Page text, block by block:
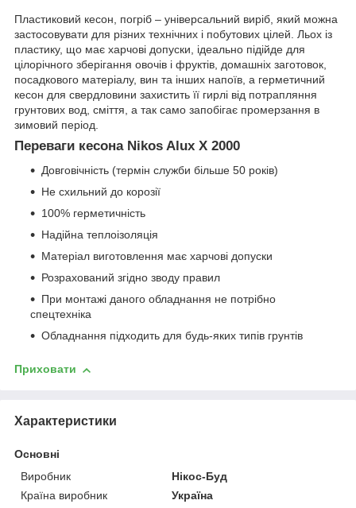
Пластиковий кесон, погріб – універсальний виріб, який можна
застосовувати для різних технічних і побутових цілей. Льох із
пластику, що має харчові допуски, ідеально підійде для
цілорічного зберігання овочів і фруктів, домашніх заготовок,
посадкового матеріалу, вин та інших напоїв, а герметичний
кесон для свердловини захистить її гирлі від потрапляння
грунтових вод, сміття, а так само запобігає промерзання в
зимовий період.
Переваги кесона Nikos Alux X 2000
Довговічність (термін служби більше 50 років)
Не схильний до корозії
100% герметичність
Надійна теплоізоляція
Матеріал виготовлення має харчові допуски
Розрахований згідно зводу правил
При монтажі даного обладнання не потрібно
спецтехніка
Обладнання підходить для будь-яких типів грунтів
Приховати
Характеристики
Основні
Виробник
Нікос-Буд
Країна виробник
Україна